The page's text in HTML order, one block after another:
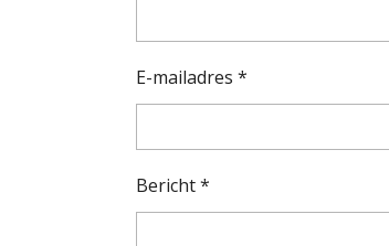
E-mailadres *
Bericht *